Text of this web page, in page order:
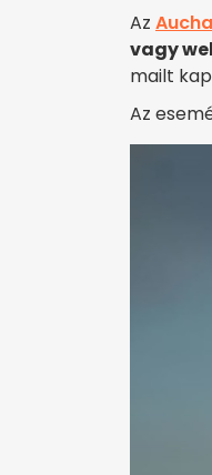
Az
vagy
mailt
Az